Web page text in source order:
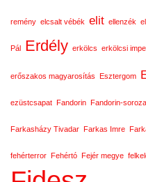
remény elcsalt vébék elit ellenzék
Pál Erdély erkölcs erkölcsi
erőszakos magyarosítás Esztergom
ezüstcsapat Fandorin Fandorin-
Farkasházy Tivadar Farkas Imre
fehérterror Fehértó Fejér megye